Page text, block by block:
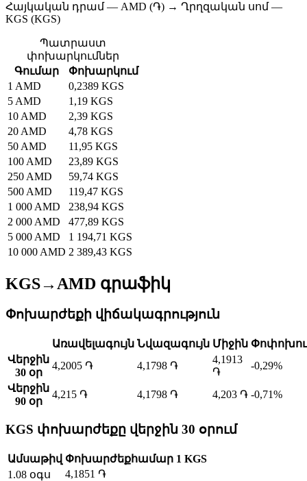
Հայկական դրամ — AMD (֏) → Ղրղզական սոմ —
KGS (KGS)
Պատրաստ
փոխարկումներ
Գումար
Փոխարկում
1 AMD
0,2389 KGS
5 AMD
1,19 KGS
10 AMD
2,39 KGS
20 AMD
4,78 KGS
50 AMD
11,95 KGS
100 AMD
23,89 KGS
250 AMD
59,74 KGS
500 AMD
119,47 KGS
1 000 AMD
238,94 KGS
2 000 AMD
477,89 KGS
5 000 AMD
1 194,71 KGS
10 000 AMD 2 389,43 KGS
KGS→AMD գրաֆիկ
Փոխարժեքի վիճակագրություն
Առավելագույն Նվազագույն Միջին
Վերջին
30 օր
4,2005 ֏ 4,1798 ֏
4,1913
֏
-0,29%
Վերջին
90 օր
4,215 ֏ 4,1798 ֏ 4,203 ֏ -0,71%
KGS փոխարժեքը վերջին 30 օրում
Ամսաթիվ Փոխարժեքհամար 1 KGS
1 .08 օգս 4,1851 ֏